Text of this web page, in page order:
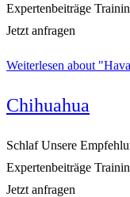
Expertenbeiträge
Jetzt anfragen
Weiterlesen about
Chihuahua
Schlaf Unsere
Expertenbeiträge
Jetzt anfragen